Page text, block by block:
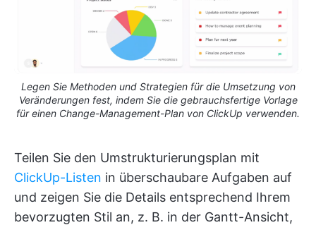
Legen Sie Methoden und Strategien für die Umsetzung von
Veränderungen fest, indem Sie die gebrauchsfertige Vorlage
für einen Change-Management-Plan von ClickUp verwenden.
Teilen Sie den Umstrukturierungsplan mit
ClickUp-Listen in überschaubare Aufgaben auf
und zeigen Sie die Details entsprechend Ihrem
bevorzugten Stil an, z. B. in der Gantt-Ansicht,